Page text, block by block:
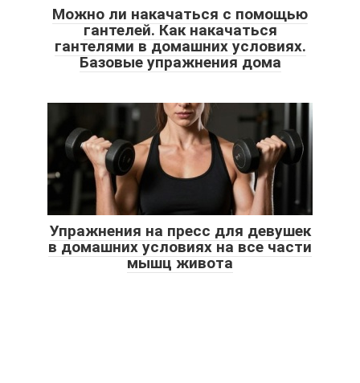
Можно ли накачаться с помощью
гантелей. Как накачаться
гантелями в домашних условиях.
Базовые упражнения дома
Упражнения на пресс для девушек
в домашних условиях на все части
мышц живота